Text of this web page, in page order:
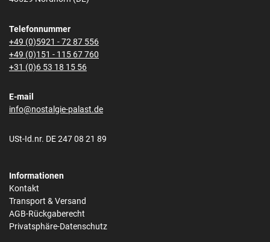
Telefonnummer
+49 (0)5921 - 72 87 556
+49 (0)151 - 115 67 760
+31 (0)6 53 18 15 56
E-mail
info@nostalgie-palast.de
USt-Id.nr. DE 247 08 21 89
Informationen
Kontakt
Transport & Versand
AGB-Rückgaberecht
Privatsphäre-Datenschutz